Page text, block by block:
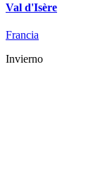
Val d'Isère
Francia
Invierno